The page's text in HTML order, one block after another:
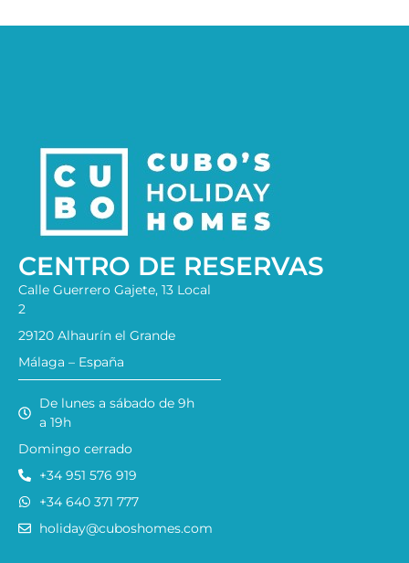
CENTRO DE RESERVAS
Calle Guerrero Gajete, 13 Local
2
29120 Alhaurín el Grande
Málaga – España
De lunes a sábado de 9h
a 19h
Domingo cerrado
+34 951 576 919
+34 640 371 777
holiday@cuboshomes.com